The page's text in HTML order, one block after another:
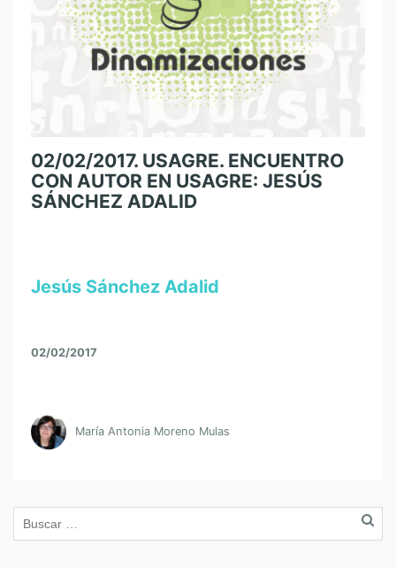
02/02/2017. USAGRE. ENCUENTRO
CON AUTOR EN USAGRE: JESÚS
SÁNCHEZ ADALID
Jesús Sánchez Adalid
02/02/2017
María Antonia Moreno Mulas